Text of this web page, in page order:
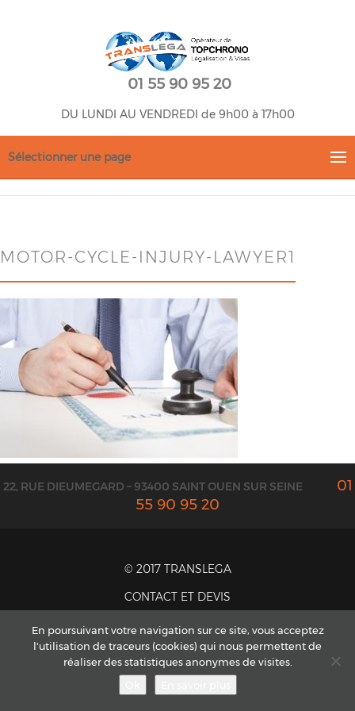
01 55 90 95 20
DU LUNDI AU VENDREDI de 9h00 à 17h00
Sélectionner une page
MOTOR-CYCLE-INJURY-LAWYER1
22, RUE DIEUMEGARD – 93400 SAINT OUEN SUR SEINE
01
55 90 95 20
© 2017 TRANSLEGA
CONTACT ET DEVIS
MENTIONS LÉGALES
CGV
PLAN DU SITE
En poursuivant votre navigation sur ce site, vous acceptez
l'utilisation de traceurs (cookies) qui nous permettent de
réaliser des statistiques anonymes de visites.